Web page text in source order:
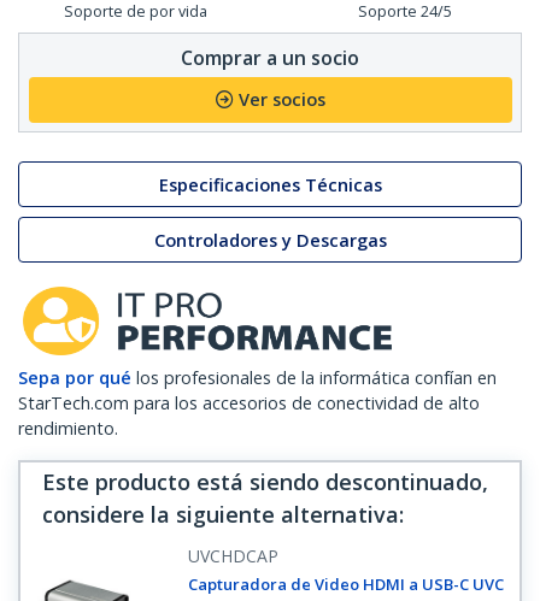
Soporte de por vida Soporte 24/5
Comprar a un socio
Ver socios
Especificaciones Técnicas
Controladores y Descargas
Sepa por qué los profesionales de la informática confían en
StarTech.com para los accesorios de conectividad de alto
rendimiento.
Este producto está siendo descontinuado,
considere la siguiente alternativa:
UVCHDCAP
Capturadora de Video HDMI a USB-C UVC